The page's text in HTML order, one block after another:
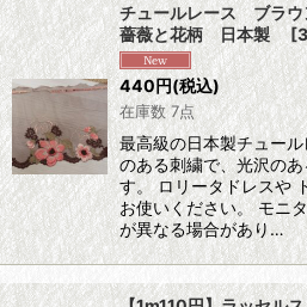
チュールレース ブラ
薔薇と花柄 日本製 [
440円(税込)
在庫数 7点
最高級の日本製チュー
のある刺繍で、光沢の
す。 ロリータドレスや
お使いください。 モニ
が異なる場合があり…